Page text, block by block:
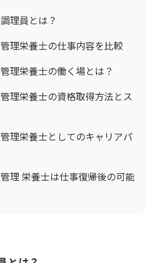
理員とは？
理栄養士の仕事内容を比較
理栄養士の働く場とは？
理栄養士の資格取得方法とス
理栄養士としてのキャリアパ
理 栄養士は仕事復帰後の可能